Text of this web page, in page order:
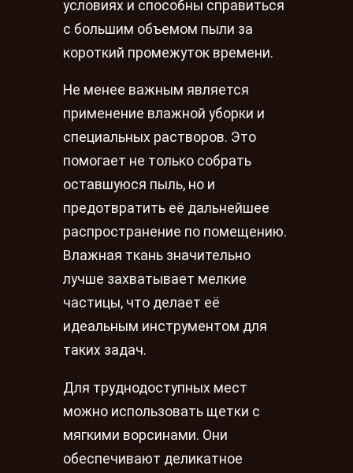
условиях и способны справиться
с большим объемом пыли за
короткий промежуток времени.
Не менее важным является
применение влажной уборки и
специальных растворов. Это
помогает не только собрать
оставшуюся пыль, но и
предотвратить её дальнейшее
распространение по помещению.
Влажная ткань значительно
лучше захватывает мелкие
частицы, что делает её
идеальным инструментом для
таких задач.
Для труднодоступных мест
можно использовать щетки с
мягкими ворсинами. Они
обеспечивают деликатное